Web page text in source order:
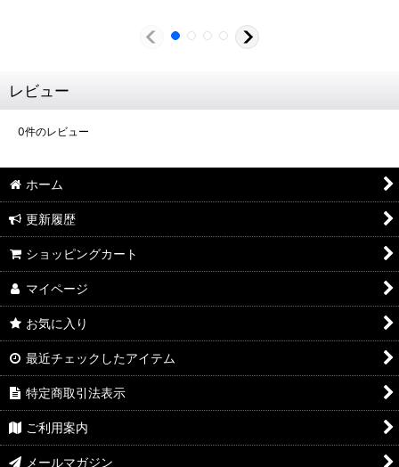
レビュー
0件のレビュー
ホーム
更新履歴
ショッピングカート
マイページ
お気に入り
最近チェックしたアイテム
特定商取引法表示
ご利用案内
メールマガジン